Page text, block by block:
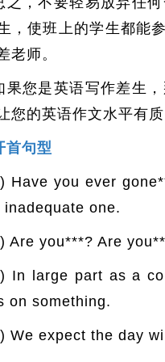
，使班上的学生都能
老师。
果您是英语写作差生
您的英语作文水平有
首句型
Have you ever
inadequate one.
Are you***? Are
In large part as a
on something.
We expect the day